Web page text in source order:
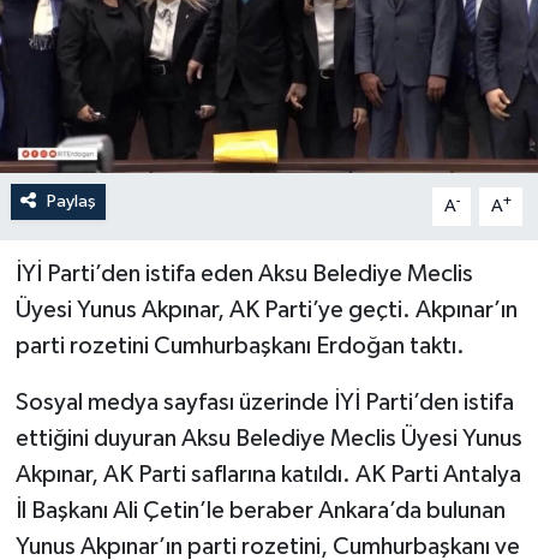
Paylaş A- A+
İYİ Parti’den istifa eden Aksu Belediye Meclis
Üyesi Yunus Akpınar, AK Parti’ye geçti. Akpınar’ın
parti rozetini Cumhurbaşkanı Erdoğan taktı.
Sosyal medya sayfası üzerinde İYİ Parti’den istifa
ettiğini duyuran Aksu Belediye Meclis Üyesi Yunus
Akpınar, AK Parti saflarına katıldı. AK Parti Antalya
İl Başkanı Ali Çetin’le beraber Ankara’da bulunan
Yunus Akpınar’ın parti rozetini, Cumhurbaşkanı ve